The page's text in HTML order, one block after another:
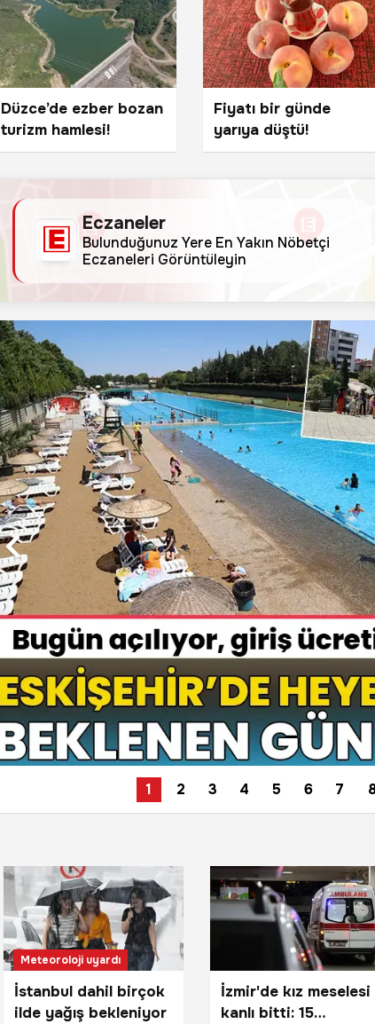
Düzce’de ezber bozan
turizm hamlesi!
Fiyatı bir günde
yarıya düştü!
Eczaneler
Bulunduğunuz Yere En Yakın Nöbetçi
Eczaneleri Görüntüleyin
1 2 3 4 5 6 7
Meteoroloji uyardı
İstanbul dahil birçok
ilde yağış bekleniyor
İzmir'de kız meselesi
kanlı bitti: 15